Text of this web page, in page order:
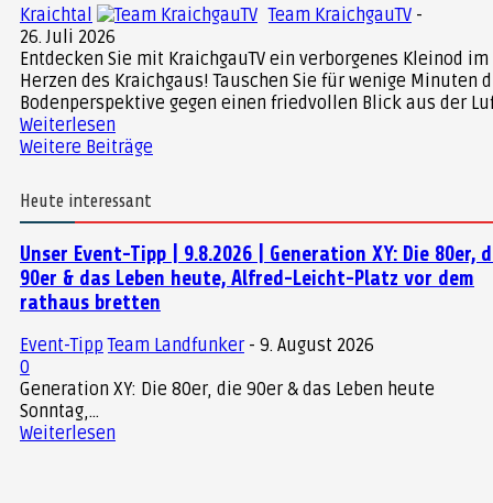
Kraichtal Team KraichgauTV -
26. Juli 2026
Entdecken Sie mit KraichgauTV ein verborgenes Kleinod im
Herzen des Kraichgaus! Tauschen Sie für wenige Minuten
Bodenperspektive gegen einen friedvollen Blick aus der
Weiterlesen
Weitere Beiträge
Heute interessant
Unser Event-Tipp | 9.8.2026 | Generation XY: Die 80er,
90er & das Leben heute, Alfred-Leicht-Platz vor dem
rathaus bretten
Event-Tipp Team Landfunker - 9. August 2026
0
Generation XY: Die 80er, die 90er & das Leben heute
Sonntag,...
Weiterlesen